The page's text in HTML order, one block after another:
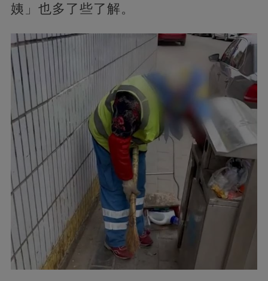
姨」也多了些了解。